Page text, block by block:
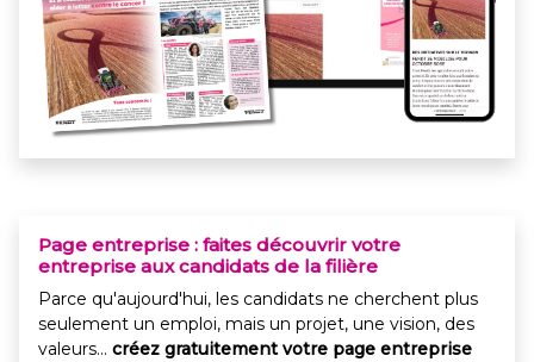
Page entreprise : faites découvrir votre
entreprise aux candidats de la filière
Parce qu'aujourd'hui, les candidats ne cherchent plus
seulement un emploi, mais un projet, une vision, des
valeurs... créez gratuitement votre page entreprise